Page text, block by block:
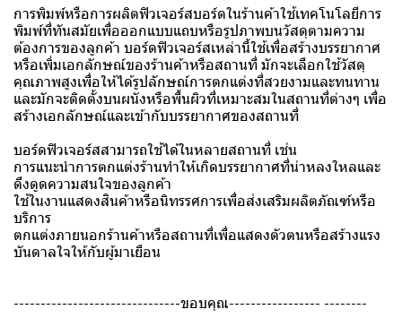
การพิมพ์หรือการผลิตฟิวเจอร์สบอร์ดในร้านค้าใช้เทคโนโลยีการ
พิมพ์ที่ทันสมัยเพื่อออกแบบแถบหรือรูปภาพบนวัสดุตามความ
ต้องการของลูกค้า บอร์ดฟิวเจอร์สเหล่านี้ใช้เพื่อสร้างบรรยากาศ
หรือเพิ่มเอกลักษณ์ของร้านค้าหรือสถานที่ มักจะเลือกใช้วัสดุ
คุณภาพสูงเพื่อให้ได้รูปลักษณ์การตกแต่งที่สวยงามและทนทาน
และมักจะติดตั้งบนผนังหรือพื้นผิวที่เหมาะสมในสถานที่ต่างๆ เพื่อ
สร้างเอกลักษณ์และเข้ากับบรรยากาศของสถานที่
บอร์ดฟิวเจอร์สสามารถใช้ได้ในหลายสถานที่ เช่น
การแนะนำการตกแต่งร้านทำให้เกิดบรรยากาศที่น่าหลงใหลและ
ดึงดูดความสนใจของลูกค้า
ใช้ในงานแสดงสินค้าหรือนิทรรศการเพื่อส่งเสริมผลิตภัณฑ์หรือ
บริการ
ตกแต่งภายนอกร้านค้าหรือสถานที่เพื่อแสดงตัวตนหรือสร้างแรง
บันดาลใจให้กับผู้มาเยือน
-------------------------------ขอบคุณ----------------- --------